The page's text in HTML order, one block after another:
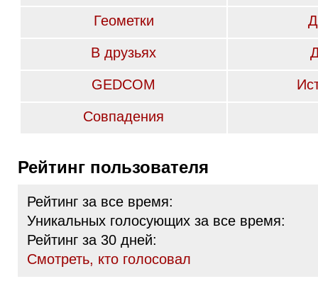
Геометки
В друзьях
GEDCOM
Совпадения
Рейтинг пользователя
Рейтинг за все время:
Уникальных голосующих за все время:
Рейтинг за 30 дней:
Cмотреть, кто голосовал